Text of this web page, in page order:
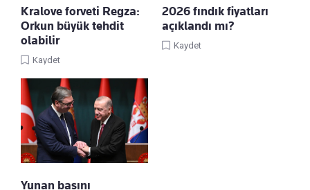
Kralove forveti Regza:
Orkun büyük tehdit
olabilir
Kaydet
2026 fındık fiyatları
açıklandı mı?
Kaydet
Yunan basını